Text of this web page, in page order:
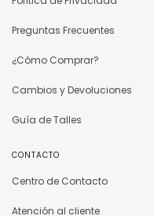
Preguntas Frecuentes
¿Cómo Comprar?
Cambios y Devoluciones
Guía de Talles
CONTACTO
Centro de Contacto
Atención al cliente